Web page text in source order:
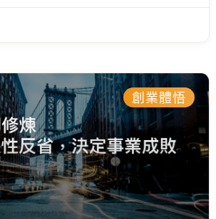
創業體悟